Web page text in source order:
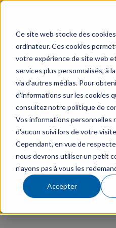
Ce site web stocke des
ordinateur. Ces cookies
votre expérience de site web
services plus personnalisés, à
via d'autres médias. Pour
d'informations sur les cookies
consultez notre politique de
Vos informations personnelles
d'aucun suivi lors de votre
Cependant, en vue de
nous devrons utiliser un petit
n'ayons pas à vous les
Accepter